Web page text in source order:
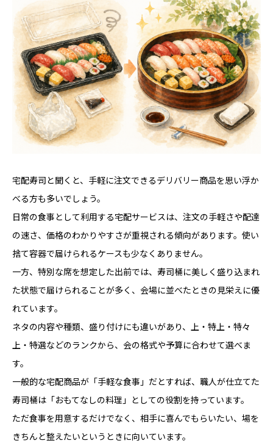
宅配寿司と聞くと、手軽に注文できるデリバリー商品を思い浮か
べる方も多いでしょう。
日常の食事として利用する宅配サービスは、注文の手軽さや配達
の速さ、価格のわかりやすさが重視される傾向があります。使い
捨て容器で届けられるケースも少なくありません。
一方、特別な席を想定した出前では、寿司桶に美しく盛り込まれ
た状態で届けられることが多く、会場に並べたときの見栄えに優
れています。
ネタの内容や種類、盛り付けにも違いがあり、上・特上・特々
上・特選などのランクから、会の格式や予算に合わせて選べま
す。
一般的な宅配商品が「手軽な食事」だとすれば、職人が仕立てた
寿司桶は「おもてなしの料理」としての役割を持っています。
ただ食事を用意するだけでなく、相手に喜んでもらいたい、場を
きちんと整えたいというときに向いています。